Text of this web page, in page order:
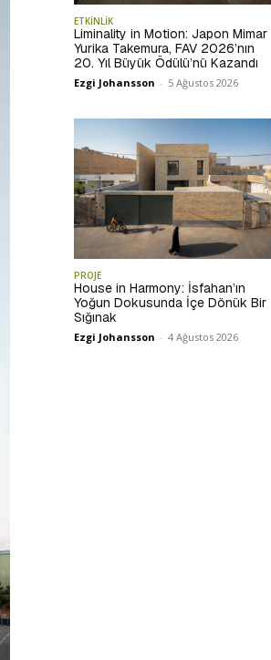
ETKİNLİK
Liminality in Motion: Japon Mimar
Yurika Takemura, FAV 2026’nın
20. Yıl Büyük Ödülü’nü Kazandı
Ezgi Johansson - 5 Ağustos 2026
PROJE
House in Harmony: İsfahan’ın
Yoğun Dokusunda İçe Dönük Bir
Sığınak
Ezgi Johansson - 4 Ağustos 2026